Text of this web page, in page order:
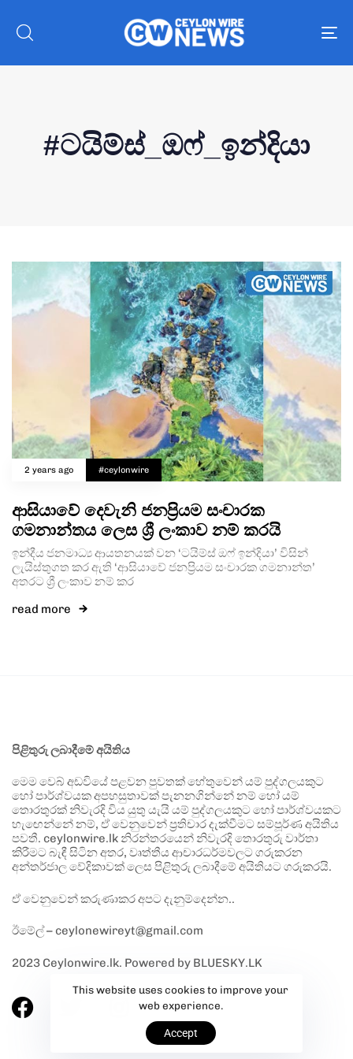
Type and hit enter
#ටයිම්ස්_ඔෆ්_ඉන්දියා
2 years ago #ceylonwire
ආසියාවේ දෙවැනි ජනප්‍රියම සංචාරක
ගමනාන්තය ලෙස ශ්‍රී ලංකාව නම් කරයි
ඉන්දීය ජනමාධ්‍ය ආයතනයක් වන ‘ටයිම්ස් ඔෆ් ඉන්දියා’ විසින්
ලැයිස්තුගත කර ඇති ‘ආසියාවේ ජනප්‍රියම සංචාරක ගමනාන්ත’
අතරට ශ්‍රී ලංකාව නම් කර
read more
පිළිතුරු ලබාදීමේ අයිතිය
මෙම වෙබ් අඩවියේ පළවන පුවතක් හේතුවෙන් යම් පුද්ගලයකුට
හෝ පාර්ශ්වයක අපහසුතාවක් පැනනගින්නේ නම් හෝ යම්
තොරතුරක් නිවැරදි විය යුතු යැයි යම් පුද්ගලයකුට හෝ පාර්ශ්වයකට
හැඟෙන්නේ නම්, ඒ වෙනුවෙන් ප්‍රතිචාර දැක්වීමට සම්පූර්ණ අයිතිය
පවතී. ceylonwire.lk නිරන්තරයෙන් නිවැරදි තොරතුරු වාර්තා
කිරීමට බැඳී සිටින අතර, වෘත්තීය ආචාරධර්මවලට ගරුකරන
අන්තර්ජාල වේදිකාවක් ලෙස පිළිතුරු ලබාදීමේ අයිතියට ගරුකරයි.
ඒ වෙනුවෙන් කරුණාකර අපට දැනුම්දෙන්න..
ඊමේල් – ceylonewireyt@gmail.com
2023 Ceylonwire.lk. Powered by BLUESKY.LK
This website uses cookies to improve your
web experience.
Accept